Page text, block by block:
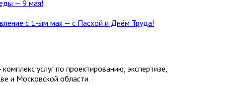
— 9 мая!
с 1-ым мая — с Пасхой и Днём Труда!
услуг по проектированию, экспертизе,
и Московской области.